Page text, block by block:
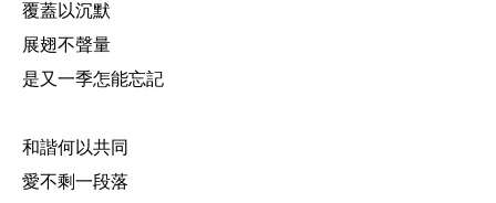
覆蓋以沉默
展翅不聲量
是又一季怎能忘記
和諧何以共同
愛不剩一段落